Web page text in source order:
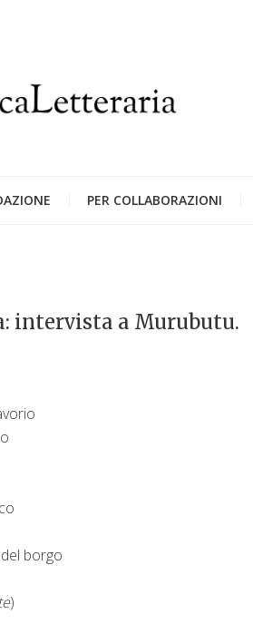
PER COLLABORAZIONI
intervista a Murubutu.
borgo
)